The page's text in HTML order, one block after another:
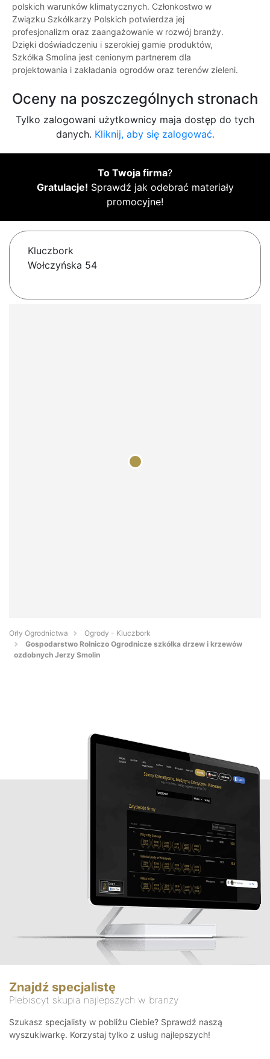
polskich warunków klimatycznych. Członkostwo w
Związku Szkółkarzy Polskich potwierdza jej
profesjonalizm oraz zaangażowanie w rozwój branży.
Dzięki doświadczeniu i szerokiej gamie produktów,
Szkółka Smolina jest cenionym partnerem dla
projektowania i zakładania ogrodów oraz terenów zieleni.
Oceny na poszczególnych stronach
Tylko zalogowani użytkownicy maja dostęp do tych
danych. Kliknij, aby się zalogować.
To Twoja firma?
Gratulacje! Sprawdź jak odebrać materiały
promocyjne!
Kluczbork
Wołczyńska 54
Orły Ogrodnictwa
Ogrody - Kluczbork
Gospodarstwo Rolniczo Ogrodnicze szkółka drzew i krzewów
ozdobnych Jerzy Smolin
Znajdź specjalistę
Plebiscyt skupia najlepszych w branży
Szukasz specjalisty w pobliżu Ciebie? Sprawdź naszą
wyszukiwarkę. Korzystaj tylko z usług najlepszych!